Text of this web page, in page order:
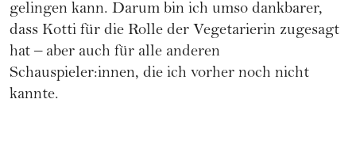
gelingen kann. Darum bin ich umso dankbarer,
dass Kotti für die Rolle der Vegetarierin zugesagt
hat – aber auch für alle anderen
Schauspieler:innen, die ich vorher noch nicht
kannte.